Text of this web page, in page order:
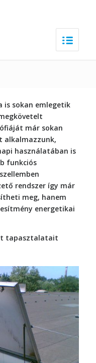
is sokan emlegetik
már sokan
alkalmazzunk,
használatában is
funkciós
rendszer így már
meg, hanem
energetikai
tapasztalatait